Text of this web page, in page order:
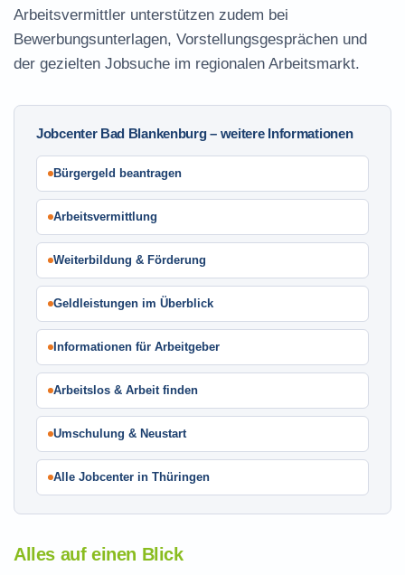
Arbeitsvermittler unterstützen zudem bei
Bewerbungsunterlagen, Vorstellungsgesprächen und
der gezielten Jobsuche im regionalen Arbeitsmarkt.
Jobcenter Bad Blankenburg – weitere Informationen
Bürgergeld beantragen
Arbeitsvermittlung
Weiterbildung & Förderung
Geldleistungen im Überblick
Informationen für Arbeitgeber
Arbeitslos & Arbeit finden
Umschulung & Neustart
Alle Jobcenter in Thüringen
Alles auf einen Blick